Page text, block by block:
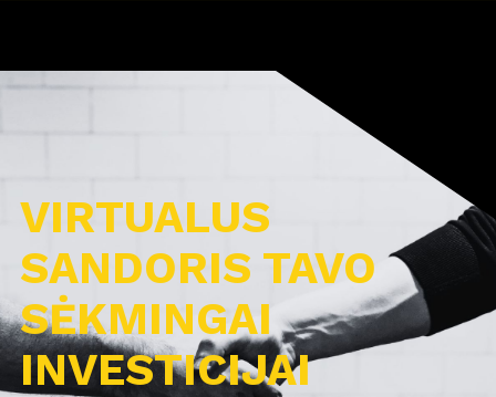
VIRTUALUS
SANDORIS TAVO
SĖKMINGAI
INVESTICIJAI